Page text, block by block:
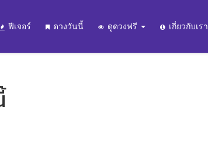
ฟีเจอร์ ดวงวันนี้ ดูดวงฟรี เกี่ยวกับเรา